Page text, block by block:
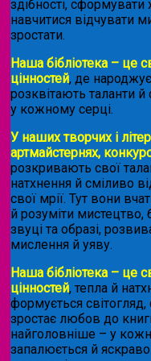
здібності,
навчитися відчувати
зростати.
Наша бібліотека – це
цінностей, де
розквітають таланти й
у кожному серці.
У наших творчих і
артмайстернях,
розкривають свої
натхнення й сміливо
свої мрії. Тут вони
й розуміти мистецтво,
звуці та образі,
мислення й уяву.
Наша бібліотека – це
цінностей, тепла й
формується світогляд,
зростає любов до
найголовніше – у
запалюється й яскраво